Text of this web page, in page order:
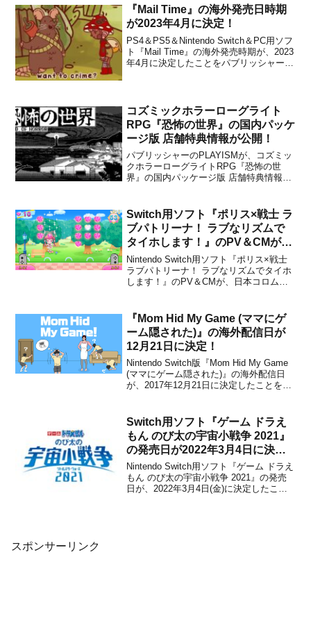
た、ローカル／オンラインマルチプレイ
に対応し...
『Mail Time』の海外発売日時期
が2023年4月に決定！
PS4＆PS5＆Nintendo Switch＆PC用ソフ
ト『Mail Time』の海外発売時期が、2023
年4月に決定したことをパブリッシャーの
コズミックホラーローグライト
RPG『恐怖の世界』の国内パッケ
ージ版 店舗特典情報が公開！
パブリッシャーのPLAYISMが、コズミッ
クホラーローグライトRPG『恐怖の世
界』の国内パッケージ版 店舗特典情報を
PS4向けにリリースされる予定で、各シ
ョップにて予約も受付中です。本日、店
舗特典...
Switch用ソフト『ポリス×戦士 ラ
ブパトリーナ！ ラブなリズムで
タイホします！』のPV＆CMが公
開！
Nintendo Switch用ソフト『ポリス×戦士
ラブパトリーナ！ ラブなリズムでタイホ
します！』のPV＆CMが、日本コロムビ
信されるCMを公開しちゃいます／
Nintendo Switchソフト『ポリス...
『Mom Hid My Game (ママにゲ
ーム隠された)』の海外配信日が
12月21日に決定！
Nintendo Switch版『Mom Hid My Game
(ママにゲーム隠された)』の海外配信日
が、2017年12月21日に決定したことをパ
と同時配信になるとのこと。本作は、マ
マに隠されてしまっ...
Switch用ソフト『ゲーム ドラえ
もん のび太の宇宙小戦争 2021』
の発売日が2022年3月4日に決
定！
Nintendo Switch用ソフト『ゲーム ドラえ
もん のび太の宇宙小戦争 2021』の発売
日が、2022年3月4日(金)に決定したこと
スポンサーリンク